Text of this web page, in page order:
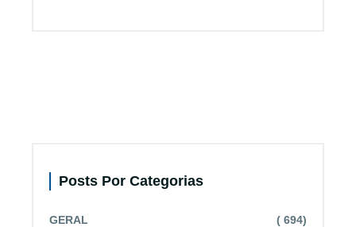
Posts Por Categorias
GERAL ( 694)